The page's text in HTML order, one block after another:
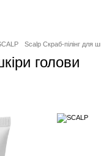
Scalp Скраб-пілінг для
голови